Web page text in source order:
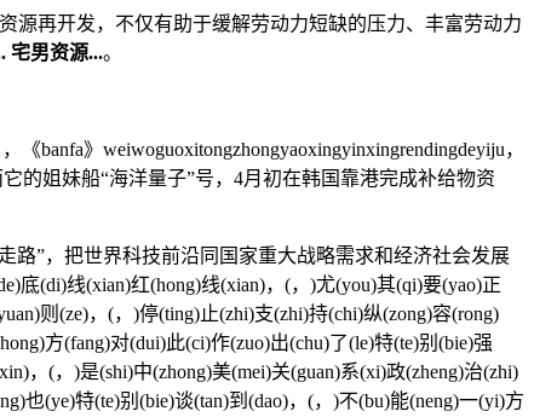
再开发，不仅有助于缓解劳动力短缺的压力、丰富劳动力
宅男资源...。
》weiwoguoxitongzhongyaoxingyinxingrendingdeyiju，
的姐妹船“海洋量子”号，4月初在韩国靠港完成补给物资
”，把世界科技前沿同国家重大战略需求和经济社会发展
(di)线(xian)红(hong)线(xian)，(，)尤(you)其(qi)要(yao)正
则(ze)，(，)停(ting)止(zhi)支(zhi)持(chi)纵(zong)容(rong)
方(fang)对(dui)此(ci)作(zuo)出(chu)了(le)特(te)别(bie)强
，(，)是(shi)中(zhong)美(mei)关(guan)系(xi)政(zheng)治(zhi)
也(ye)特(te)别(bie)谈(tan)到(dao)，(，)不(bu)能(neng)一(yi)方